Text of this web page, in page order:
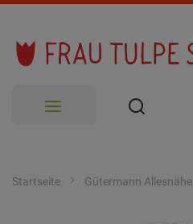
Startseite Gütermann